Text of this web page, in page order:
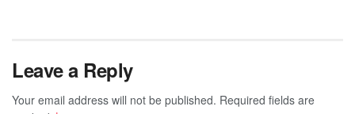
Leave a Reply
Your email address will not be published. Required fields are